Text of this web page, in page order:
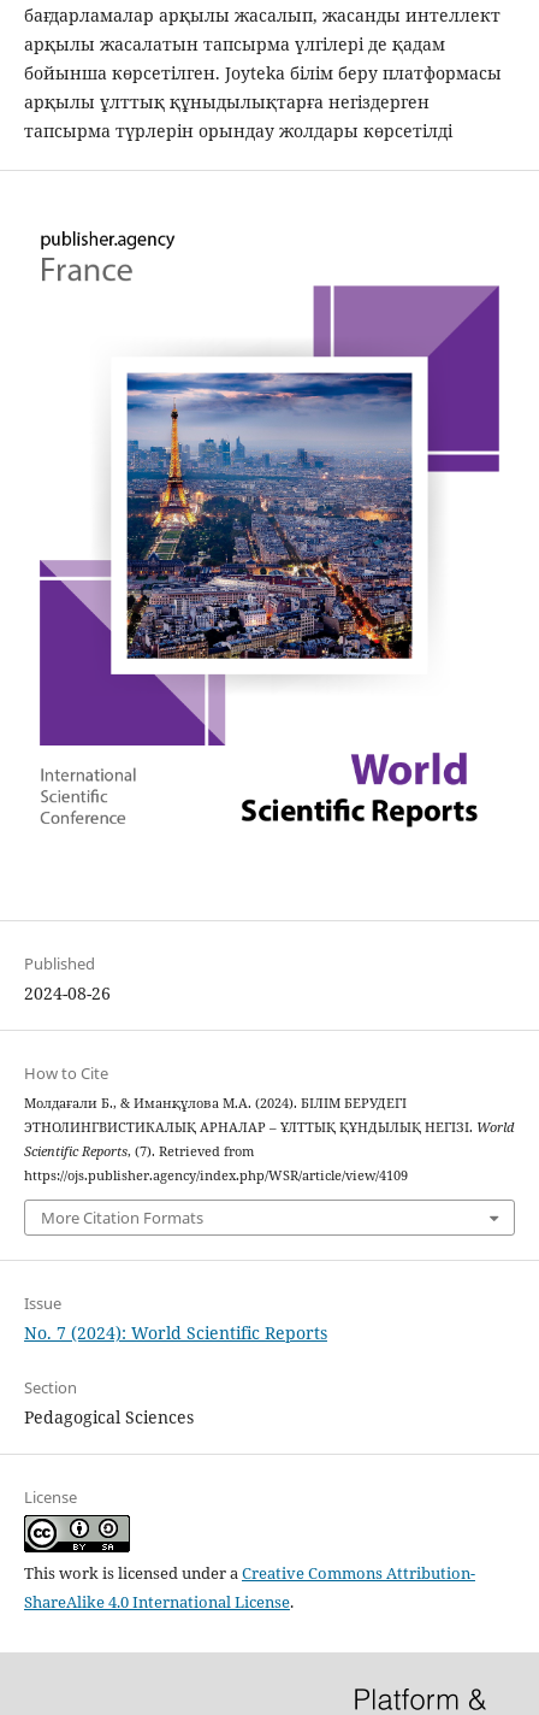
бағдарламалар арқылы жасалып, жасанды интеллект
арқылы жасалатын тапсырма үлгілері де қадам
бойынша көрсетілген. Joyteka білім беру платформасы
арқылы ұлттық құныдылықтарға негіздерген
тапсырма түрлерін орындау жолдары көрсетілді
Published
2024-08-26
How to Cite
Молдағали Б., & Иманқұлова М.А. (2024). БІЛІМ БЕРУДЕГІ
ЭТНОЛИНГВИСТИКАЛЫҚ АРНАЛАР – ҰЛТТЫҚ ҚҰНДЫЛЫҚ НЕГІЗІ. World
Scientific Reports, (7). Retrieved from
https://ojs.publisher.agency/index.php/WSR/article/view/4109
More Citation Formats
Issue
No. 7 (2024): World Scientific Reports
Section
Pedagogical Sciences
License
This work is licensed under aCreative Commons Attribution-
ShareAlike 4.0 International License.